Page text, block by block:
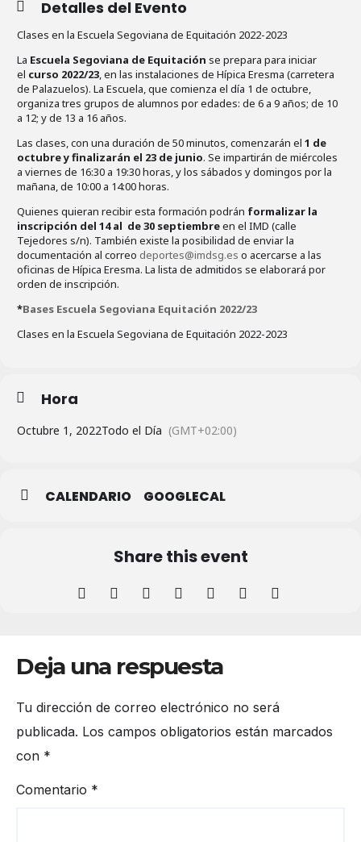
Detalles del Evento
Clases en la Escuela Segoviana de Equitación 2022-2023
La Escuela Segoviana de Equitación se prepara para iniciar
el curso 2022/23, en las instalaciones de Hípica Eresma (carretera
de Palazuelos). La Escuela, que comienza el día 1 de octubre,
organiza tres grupos de alumnos por edades: de 6 a 9 años; de 10
a 12; y de 13 a 16 años.
Las clases, con una duración de 50 minutos, comenzarán el 1 de
octubre y finalizarán el 23 de junio. Se impartirán de miércoles
a viernes de 16:30 a 19:30 horas, y los sábados y domingos por la
mañana, de 10:00 a 14:00 horas.
Quienes quieran recibir esta formación podrán formalizar la
inscripción del 14 al de 30 septiembreen el IMD (calle
Tejedores s/n). También existe la posibilidad de enviar la
documentación al correo deportes@imdsg.es o acercarse a las
oficinas de Hípica Eresma. La lista de admitidos se elaborará por
orden de inscripción.
*Bases Escuela Segoviana Equitación 2022/23
Clases en la Escuela Segoviana de Equitación 2022-2023
Hora
Octubre 1, 2022Todo el Día (GMT+02:00)
CALENDARIO GOOGLECAL
Share this event
Deja una respuesta
Tu dirección de correo electrónico no será
publicada. Los campos obligatorios están marcados
con *
Comentario *